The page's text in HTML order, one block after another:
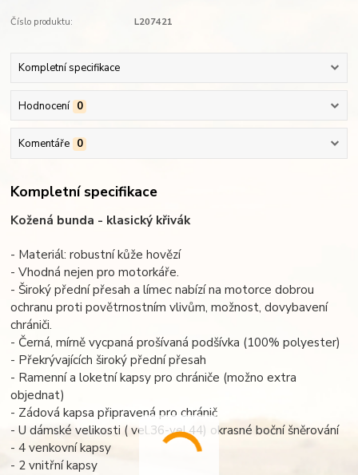
Číslo produktu: L207421
Kompletní specifikace
Hodnocení 0
Komentáře 0
Kompletní specifikace
Kožená bunda - klasický křivák
- Materiál: robustní kůže hovězí
- Vhodná nejen pro motorkáře.
- Široký přední přesah a límec nabízí na motorce dobrou
ochranu proti povětrnostním vlivům, možnost, dovybavení
chrániči.
- Černá, mírně vycpaná prošívaná podšívka (100% polyester)
- Překrývajících široký přední přesah
- Ramenní a loketní kapsy pro chrániče (možno extra
objednat)
- Zádová kapsa připravená pro chránič
- U dámské velikosti ( vel.36-vel.44) okrasné boční šněrování
- 4 venkovní kapsy
- 2 vnitřní kapsy